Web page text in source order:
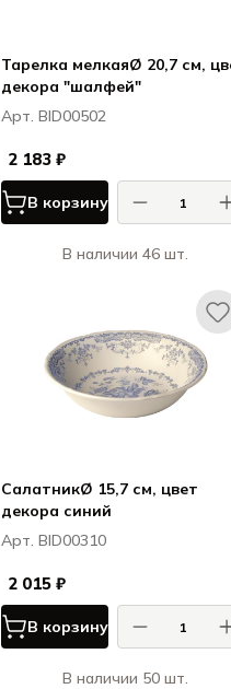
Тарелка мелкаяØ 20,7 см,
декора "шалфей"
Арт. BID00502
2 183 ₽
В корзину
В наличии 46 шт.
СалатникØ 15,7 см, цвет
декора синий
Арт. BID00310
2 015 ₽
В корзину
В наличии 50 шт.